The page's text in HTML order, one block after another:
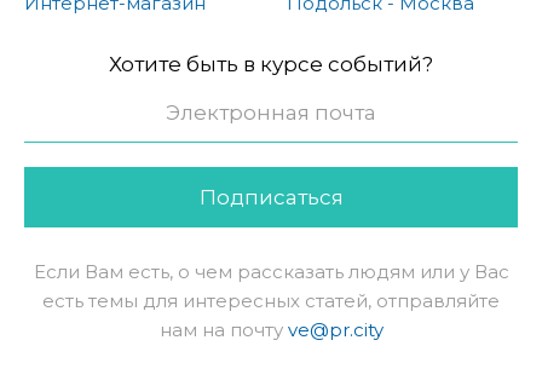
Хотите быть в курсе событий?
Подписаться
Если Вам есть, о чем рассказать людям или у Вас
есть темы для интересных статей, отправляйте
нам на почту ve@pr.city